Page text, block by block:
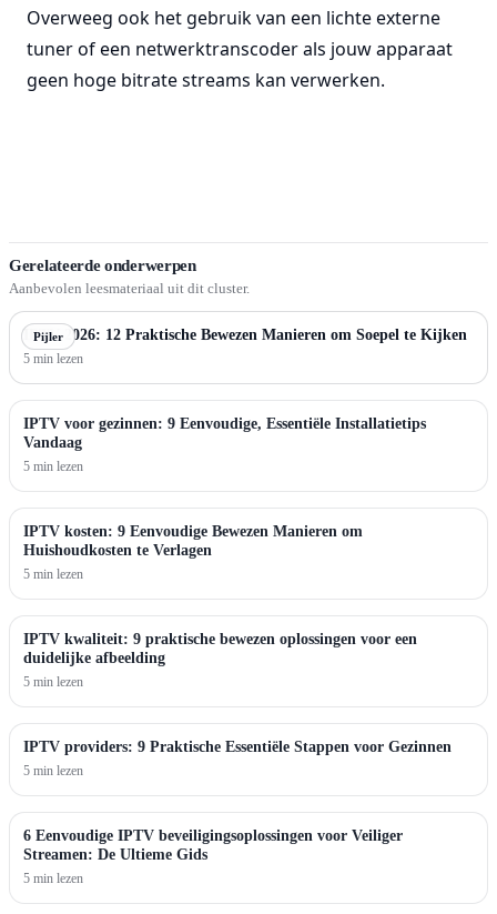
Overweeg ook het gebruik van een lichte externe
tuner of een netwerktranscoder als jouw apparaat
geen hoge bitrate streams kan verwerken.
Gerelateerde onderwerpen
Aanbevolen leesmateriaal uit dit cluster.
Pijler
IPTV 2026: 12 Praktische Bewezen Manieren om Soepel te Kijken
5 min lezen
IPTV voor gezinnen: 9 Eenvoudige, Essentiële Installatietips
Vandaag
5 min lezen
IPTV kosten: 9 Eenvoudige Bewezen Manieren om
Huishoudkosten te Verlagen
5 min lezen
IPTV kwaliteit: 9 praktische bewezen oplossingen voor een
duidelijke afbeelding
5 min lezen
IPTV providers: 9 Praktische Essentiële Stappen voor Gezinnen
5 min lezen
6 Eenvoudige IPTV beveiligingsoplossingen voor Veiliger
Streamen: De Ultieme Gids
5 min lezen